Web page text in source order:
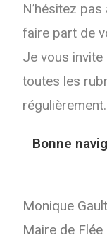
N’hésitez
faire part de
Je vous
toutes les
régulièrement.
Bonne
Monique
Maire de Flée